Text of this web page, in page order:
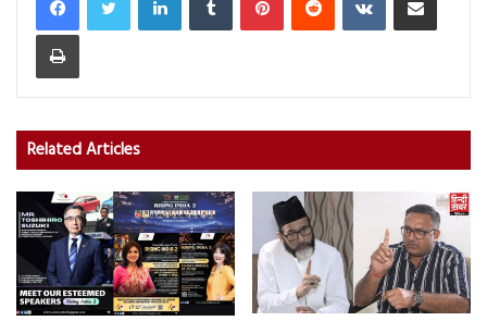
Print
Related Articles